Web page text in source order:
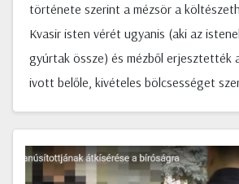
története szerint a mézsör a
Kvasir isten vérét ugyanis (aki az
gyúrtak össze) és mézből erjesztették
ivott belőle, kivételes bölcsességet